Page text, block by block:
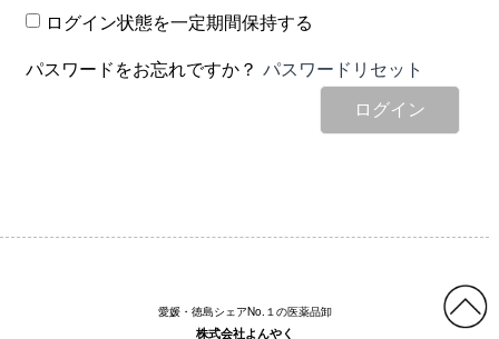
ログイン状態を一定期間保持する
パスワードをお忘れですか？パスワードリセット
ログイン
愛媛・徳島シェアNo.１の医薬品卸
株式会社よんやく